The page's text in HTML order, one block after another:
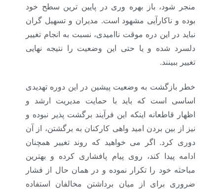
منجر شود، باز بهره وری در پایین ترین سطح خود
بوده و ناکارآیی مشهود است. مدیران و تسهیل گران
نباید در این دره موقت ناامیدی، نسبت به انجام تغییر
دلسرد شده و یا حتی این وضعیت را نتیجه نهایی
تغییر ببینند.
خطر بازگشت به وضعیت پیشین در این دوره تهدیدی
اساسی است که باید با حمایت مدیریت ارشد و
اظهار قاطعانه اینکه این فرآیند برگشت پذیر نبوده و
نیز از بین بردن امید واهی کارکنان به برگشتن، از آن
دوری کرد. اگر می خواهید که روند تغییر همچنان
ادامه پیدا کند، روی پیام پافشاری کرده و بهترین
مباحثه خود را تکرار نموده و در همان حال از فشار
ضروری برای از میان برداشتن مخالفان استفاده